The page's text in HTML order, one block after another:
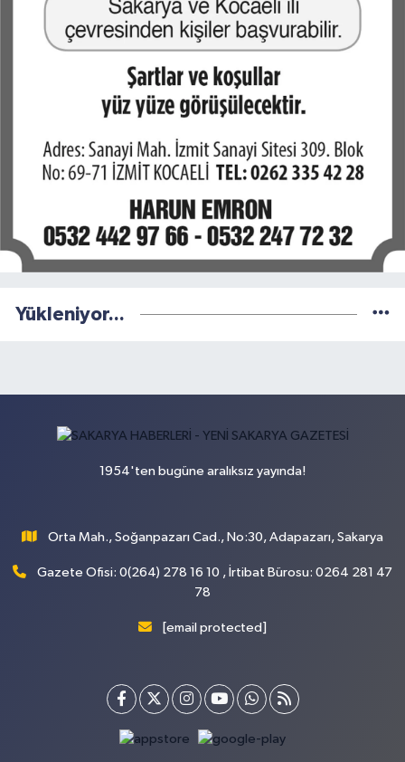
Yükleniyor...
1954'ten bugüne aralıksız yayında!
Orta Mah., Soğanpazarı Cad., No:30, Adapazarı, Sakarya
Gazete Ofisi: 0(264) 278 16 10 , İrtibat Bürosu: 0264 281 47
78
[email protected]